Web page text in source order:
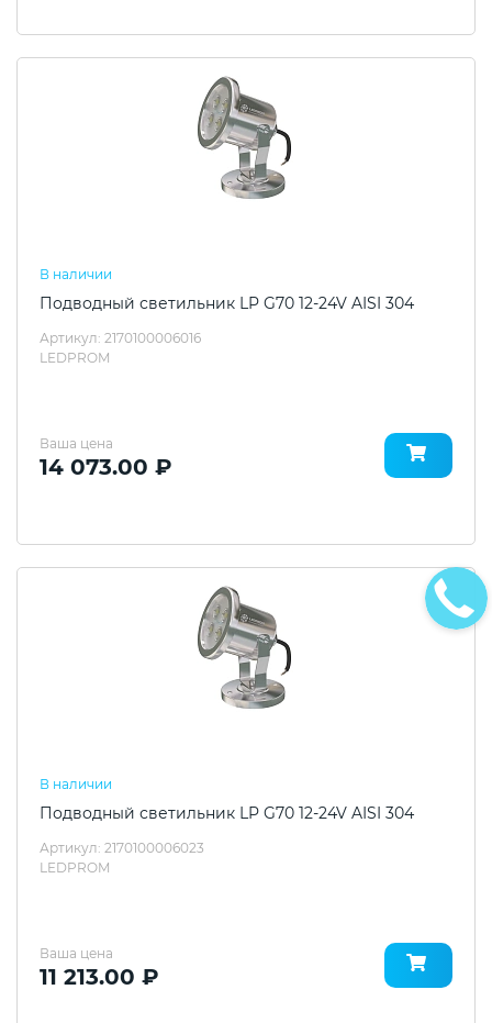
В наличии
Подводный светильник LP G70 12-24V AISI 304
Артикул: 2170100006016
LEDPROM
Ваша цена
14 073.00 ₽
В наличии
Подводный светильник LP G70 12-24V AISI 304
Артикул: 2170100006023
LEDPROM
Ваша цена
11 213.00 ₽